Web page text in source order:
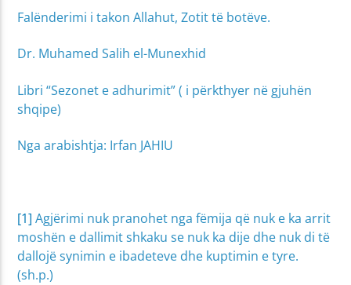
Falënderimi i takon Allahut, Zotit të botëve.
Dr. Muhamed Salih el-Munexhid
Libri “Sezonet e adhurimit” ( i përkthyer në gjuhën
shqipe)
Nga arabishtja: Irfan JAHIU
[1] Agjërimi nuk pranohet nga fëmija që nuk e ka arrit
moshën e dallimit shkaku se nuk ka dije dhe nuk di të
dallojë synimin e ibadeteve dhe kuptimin e tyre.
(sh.p.)